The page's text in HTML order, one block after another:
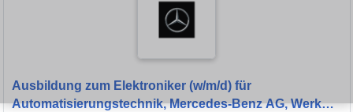
Ausbildung zum Elektroniker (w/m/d) für
Automatisierungstechnik, Mercedes-Benz AG, Werk